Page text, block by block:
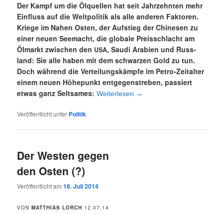
Der Kampf um die Ölquel­len hat seit Jahr­zehn­ten mehr
Ein­fluss auf die Welt­po­li­tik als alle ande­ren Fak­to­ren.
Krie­ge im Nahen Osten, der Auf­stieg der Chi­ne­sen zu
einer neu­en See­macht, die glo­ba­le Preis­schlacht am
Ölmarkt zwi­schen den USA, Sau­di Ara­bi­en und Russ­
land: Sie alle haben mit dem schwar­zen Gold zu tun.
Doch wäh­rend die Ver­tei­lungs­kämp­fe im Petro-Zeit­al­ter
einem neu­en Höhe­punkt ent­ge­gen­stre­ben, pas­siert
etwas ganz Selt­sa­mes: Wei­ter­le­sen →
Veröffentlicht unter Politik
Der Westen gegen
den Osten (?)
Veröffentlicht am18. Juli 2014
VONMATTHIAS LORCH 12.07.14